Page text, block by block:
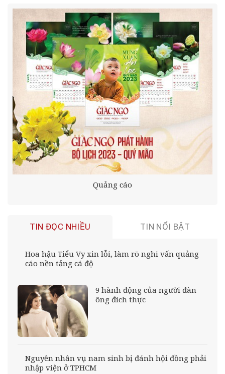
Quảng cáo
TIN ĐỌC NHIỀU TIN NỔI BẬT
Hoa hậu Tiểu Vy xin lỗi, làm rõ nghi vấn quảng
cáo nền tảng cá độ
9 hành động của người đàn
ông đích thực
Nguyên nhân vụ nam sinh bị đánh hội đồng phải
nhập viện ở TPHCM